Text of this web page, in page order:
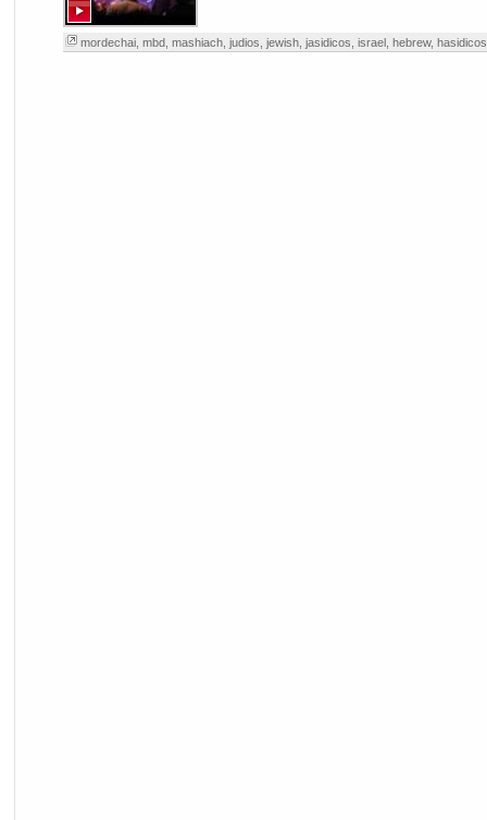
mordechai, mbd, mashiach, judios jewish, jasidicos israel, hebrew, hasidicos